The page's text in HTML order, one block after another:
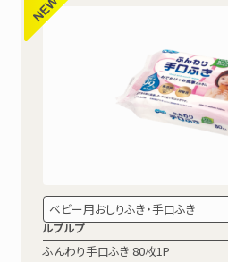
ベビー用おしりふき・手口ふき
ルプルプ
ふんわり手口ふき 80枚1P